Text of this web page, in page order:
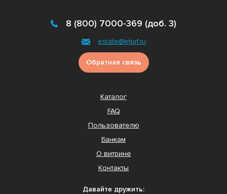
8 (800) 7000-369 (доб. 3)
estate@etprf.ru
Обратная связь
Каталог
FAQ
Пользователю
Банкам
О витрине
Контакты
Давайте дружить: